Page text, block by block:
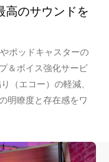
高のサウンドを
ポッドキャスターの
＆ボイス強化サービ
（エコー）の軽減、
明瞭度と存在感をワ